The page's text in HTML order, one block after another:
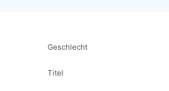
Geschlecht
Titel